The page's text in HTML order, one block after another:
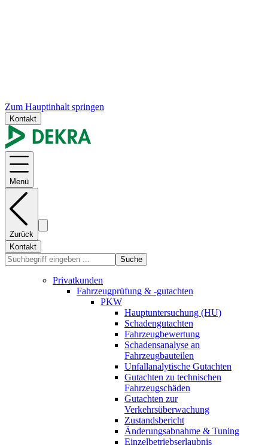
Zum Hauptinhalt springen
Kontakt
Menü
Zurück
Kontakt
Suche
Privatkunden
Fahrzeugprüfung & -gutachten
PKW
Hauptuntersuchung (HU)
Schadengutachten
Fahrzeugbewertung
Schadensanalyse an
Fahrzeugbauteilen
Unfallanalytische Gutachten
Gutachten zu technischen
Fahrzeugschäden
Gutachten zur
Verkehrsüberwachung
Zustandsbericht
Änderungsabnahme & Tuning
Einzelbetriebserlaubnis